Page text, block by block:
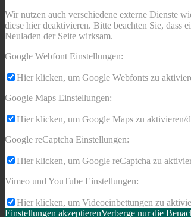
Wir nutzen auch verschiedene externe Dienste
diese hier deaktivieren. Bitte beachten Sie, dass
Neuladen der Seite wirksam.
Google Webfont Einstellungen:
Hier klicken, um Google Webfonts zu
Google Maps Einstellungen:
Hier klicken, um Google Maps zu aktivieren/
Google reCaptcha Einstellungen:
Hier klicken, um Google reCaptcha zu
Vimeo und YouTube Einstellungen:
Hier klicken, um Videoeinbettungen zu
Einstellungen akzeptierenVerberge nur die